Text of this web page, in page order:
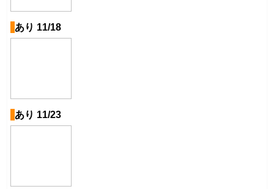
あり 11/18
あり 11/23